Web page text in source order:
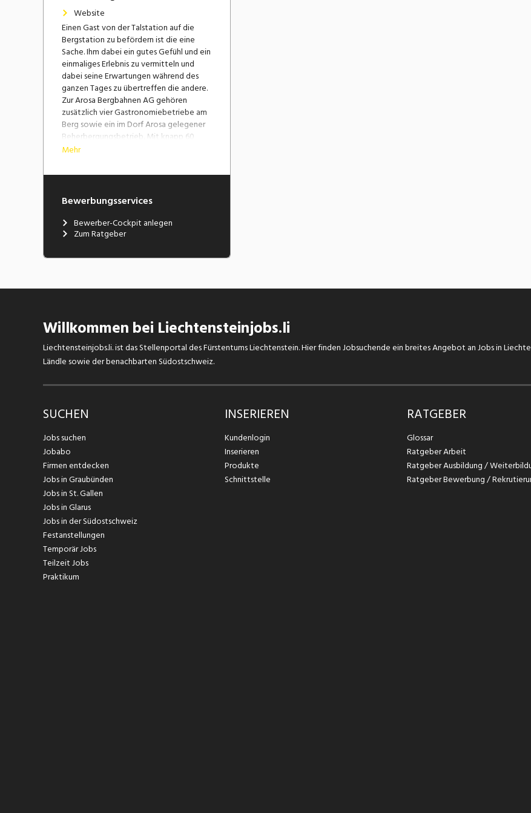
Website
Einen Gast von der Talstation auf die
Bergstation zu befördern ist die eine
Sache. Ihm dabei ein gutes Gefühl und ein
einmaliges Erlebnis zu vermitteln und
dabei seine Erwartungen während des
ganzen Tages zu übertreffen die andere.
Zur Arosa Bergbahnen AG gehören
zusätzlich vier Gastronomiebetriebe am
Berg sowie ein im Dorf Arosa gelegener
Beherbergungsbetrieb. Mit knapp 60
Jahresmitarbeitenden und gut 40
knapp 240 im Winter ist die Arosa
Arbeitgeber in der Region.
Die beiden bekannten Ferienregionen
Arosa und Lenzerheide sind seit der
Eröffnung der Urdenbahn im Januar 2014
doppelt so vielen urchigen Berghütten
Lenzerheide zu Fuss, per Bike oder auf
Mehr
Bewerbungsservices
Bewerber-Cockpit anlegen
Zum Ratgeber
Willkommen bei Liechtensteinjobs.li
Liechtensteinjobs.li. ist das Stellenportal des Fürstentums Liechtenstein. Hier finden Jobsuchende ein breites Angebot an Jobs in
Ländle sowie der benachbarten Südostschweiz.
SUCHEN
Jobs suchen
Jobabo
Firmen entdecken
Jobs in Graubünden
Jobs in St. Gallen
Jobs in Glarus
Jobs in der Südostschweiz
Festanstellungen
Temporär Jobs
Teilzeit Jobs
Praktikum
INSERIEREN
Kundenlogin
Inserieren
Produkte
Schnittstelle
RATGEBER
Glossar
Ratgeber Arbeit
Ratgeber Ausbildung /
Ratgeber Bewerbung /